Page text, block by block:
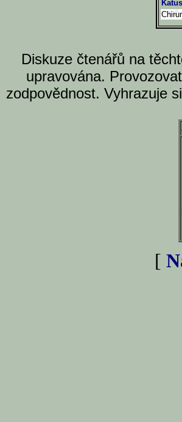
Diskuze čtenářů na
upravována.
zodpovědnost. Vyhrazuje
[